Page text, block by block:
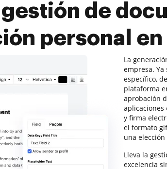
de
personal
La
empresa.
específico,
plataforma
aprobación
aplicaciones
y firma
el formato
una
Lleva la
excelencia